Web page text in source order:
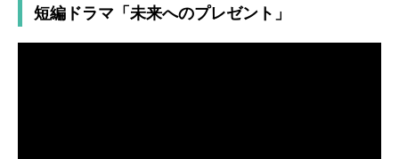
短編ドラマ「未来へのプレゼント」